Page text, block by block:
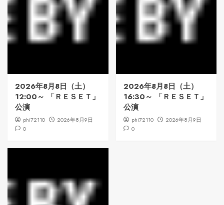
2026年8月8日（土）
12:00～ 「ＲＥＳＥＴ」
公演
phi72110
2026年8月9日
0
2026年8月8日（土）
16:30～ 「ＲＥＳＥＴ」
公演
phi72110
2026年8月9日
0